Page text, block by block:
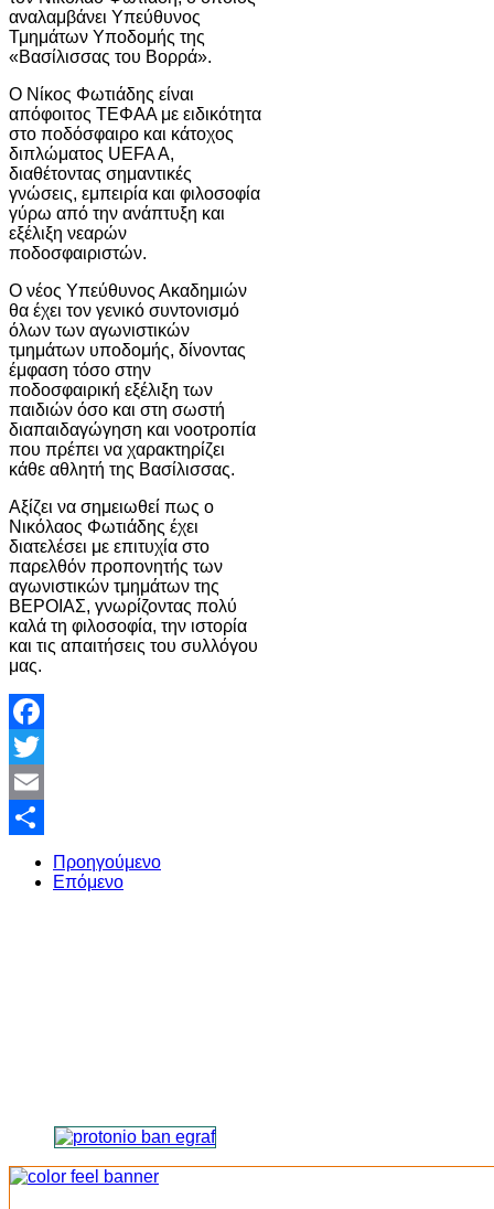
αναλαμβάνει Υπεύθυνος
Τμημάτων Υποδομής της
«Βασίλισσας του Βορρά».
Ο Νίκος Φωτιάδης είναι
απόφοιτος ΤΕΦΑΑ με ειδικότητα
στο ποδόσφαιρο και κάτοχος
διπλώματος UEFA A,
διαθέτοντας σημαντικές
γνώσεις, εμπειρία και φιλοσοφία
γύρω από την ανάπτυξη και
εξέλιξη νεαρών
ποδοσφαιριστών.
Ο νέος Υπεύθυνος Ακαδημιών
θα έχει τον γενικό συντονισμό
όλων των αγωνιστικών
τμημάτων υποδομής, δίνοντας
έμφαση τόσο στην
ποδοσφαιρική εξέλιξη των
παιδιών όσο και στη σωστή
διαπαιδαγώγηση και νοοτροπία
που πρέπει να χαρακτηρίζει
κάθε αθλητή της Βασίλισσας.
Αξίζει να σημειωθεί πως ο
Νικόλαος Φωτιάδης έχει
διατελέσει με επιτυχία στο
παρελθόν προπονητής των
αγωνιστικών τμημάτων της
ΒΕΡΟΙΑΣ, γνωρίζοντας πολύ
καλά τη φιλοσοφία, την ιστορία
και τις απαιτήσεις του συλλόγου
μας.
Facebook
Twitter
Email
Share
Προηγούμενο
Επόμενο